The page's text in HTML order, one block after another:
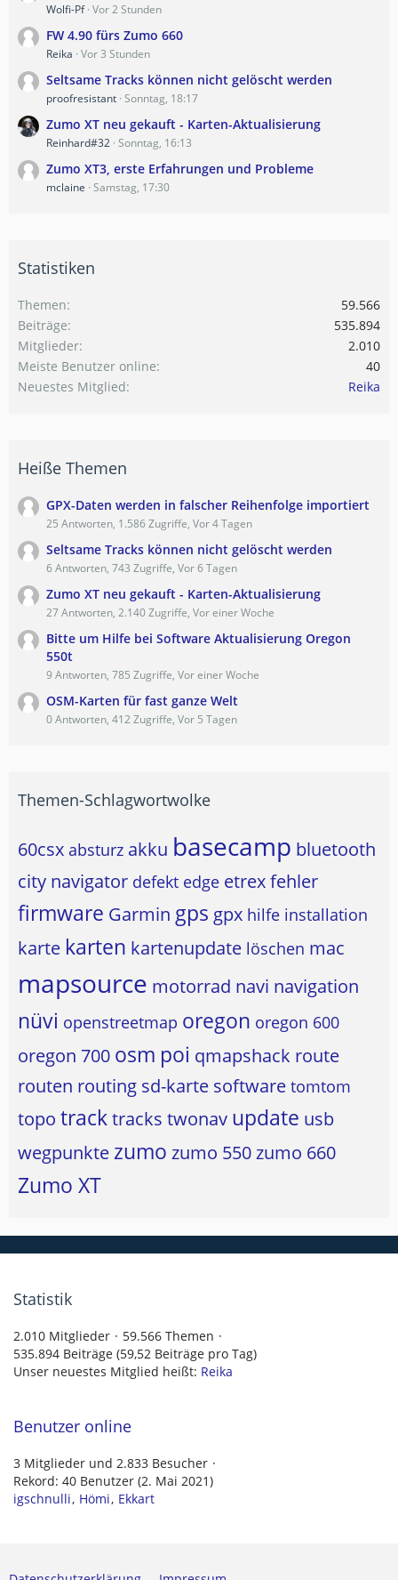
Wolfi-Pf Vor 2 Stunden
FW 4.90 fürs Zumo 660
Reika Vor 3 Stunden
Seltsame Tracks können nicht gelöscht werden
proofresistant Sonntag, 18:17
Zumo XT neu gekauft - Karten-Aktualisierung
Reinhard#32 Sonntag, 16:13
Zumo XT3, erste Erfahrungen und Probleme
mclaine Samstag, 17:30
Statistiken
Themen
59.566
Beiträge
535.894
Mitglieder
2.010
Meiste Benutzer online
40
Neuestes Mitglied
Reika
Heiße Themen
GPX-Daten werden in falscher Reihenfolge importiert
25 Antworten, 1.586 Zugriffe, Vor 4 Tagen
Seltsame Tracks können nicht gelöscht werden
6 Antworten, 743 Zugriffe, Vor 6 Tagen
Zumo XT neu gekauft - Karten-Aktualisierung
27 Antworten, 2.140 Zugriffe, Vor einer Woche
Bitte um Hilfe bei Software Aktualisierung Oregon
550t
9 Antworten, 785 Zugriffe, Vor einer Woche
OSM-Karten für fast ganze Welt
0 Antworten, 412 Zugriffe, Vor 5 Tagen
Themen-Schlagwortwolke
60csx absturz akku basecamp bluetooth
city navigator defekt edge etrexfehler
firmware Garmin gps gpx hilfe installation
karte karten kartenupdate löschen mac
mapsource motorrad navi navigation
nüvi openstreetmap oregon oregon 600
oregon 700 osm poi qmapshack route
routen routing sd-karte software tomtom
topo tracktracks twonav update usb
wegpunkte zumo zumo 550zumo 660
Zumo XT
Statistik
2.010 Mitglieder
59.566 Themen
535.894 Beiträge (59,52 Beiträge pro Tag)
Unser neuestes Mitglied heißt: Reika
Benutzer online
3 Mitglieder und 2.833 Besucher
Rekord: 40 Benutzer (2. Mai 2021)
igschnulli Hömi Ekkart